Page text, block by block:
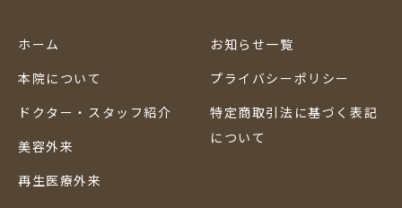
ホーム
本院について
ドクター・スタッフ紹介
美容外来
再生医療外来
お知らせ一覧
プライバシーポリシー
特定商取引法に基づく表記
について